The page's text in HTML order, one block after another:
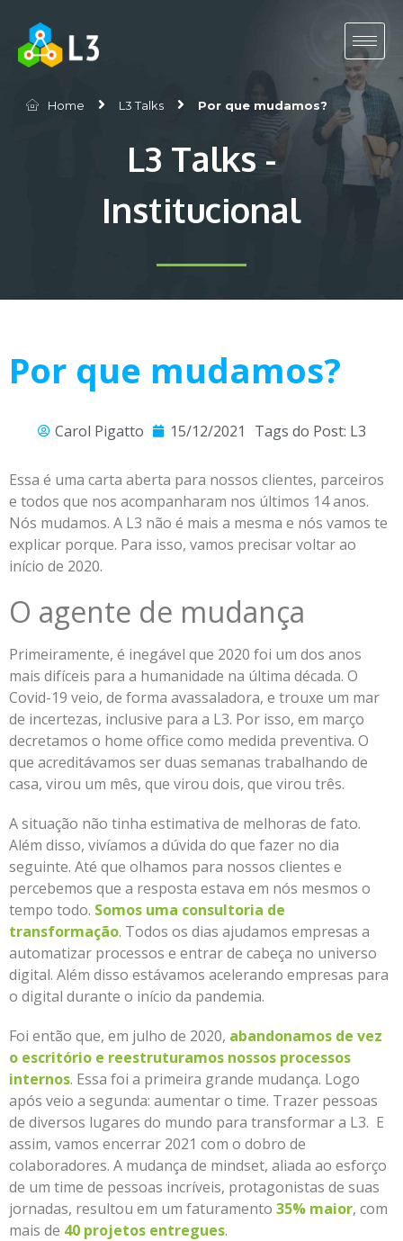
Home L3 Talks Por que mudamos?
L3 Talks -
Institucional
Por que mudamos?
Carol Pigatto 15/12/2021 Tags do Post: L3
Essa é uma carta aberta para nossos clientes, parceiros
e todos que nos acompanharam nos últimos 14 anos.
Nós mudamos. A L3 não é mais a mesma e nós vamos te
explicar porque. Para isso, vamos precisar voltar ao
início de 2020.
O agente de mudança
Primeiramente, é inegável que 2020 foi um dos anos
mais difíceis para a humanidade na última década. O
Covid-19 veio, de forma avassaladora, e trouxe um mar
de incertezas, inclusive para a L3. Por isso, em março
decretamos o home office como medida preventiva. O
que acreditávamos ser duas semanas trabalhando de
casa, virou um mês, que virou dois, que virou três.
A situação não tinha estimativa de melhoras de fato.
Além disso, vivíamos a dúvida do que fazer no dia
seguinte. Até que olhamos para nossos clientes e
percebemos que a resposta estava em nós mesmos o
tempo todo. Somos uma consultoria de
transformação. Todos os dias ajudamos empresas a
automatizar processos e entrar de cabeça no universo
digital. Além disso estávamos acelerando empresas para
o digital durante o início da pandemia.
Foi então que, em julho de 2020, abandonamos de vez
o escritório e reestruturamos nossos processos
internos. Essa foi a primeira grande mudança. Logo
após veio a segunda: aumentar o time. Trazer pessoas
de diversos lugares do mundo para transformar a L3. E
assim, vamos encerrar 2021 com o dobro de
colaboradores. A mudança de mindset, aliada ao esforço
de um time de pessoas incríveis, protagonistas de suas
jornadas, resultou em um faturamento 35% maior, com
mais de 40 projetos entregues.